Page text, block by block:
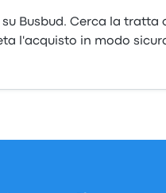
Busbud. Cerca la
l'acquisto in modo